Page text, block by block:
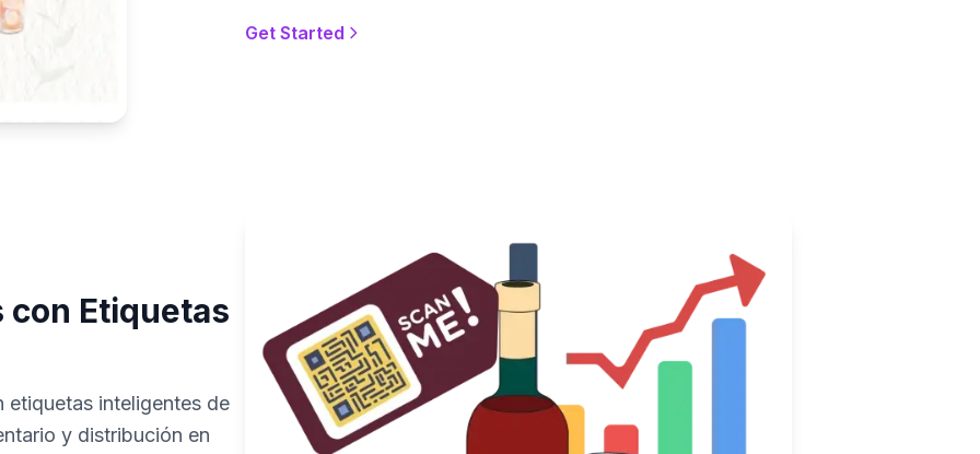
Get Started
con Etiquetas
etiquetas inteligentes de
y distribución en